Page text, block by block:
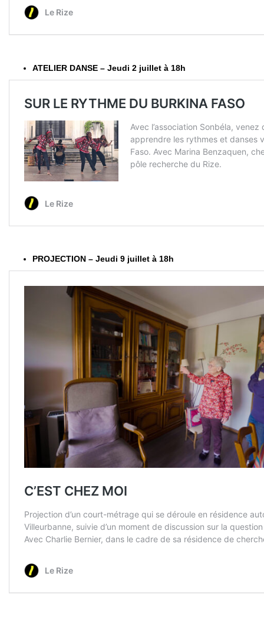
ATELIER DANSE – Jeudi 2 juillet à 18h
PROJECTION – Jeudi 9 juillet à 18h